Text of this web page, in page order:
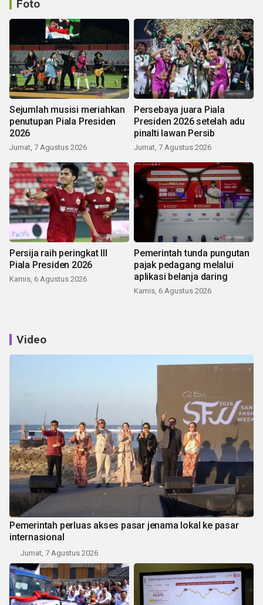
Foto
Sejumlah musisi meriahkan
penutupan Piala Presiden
2026
Jumat, 7 Agustus 2026
Persebaya juara Piala
Presiden 2026 setelah adu
pinalti lawan Persib
Jumat, 7 Agustus 2026
Persija raih peringkat III
Piala Presiden 2026
Kamis, 6 Agustus 2026
Pemerintah tunda pungutan
pajak pedagang melalui
aplikasi belanja daring
Kamis, 6 Agustus 2026
Video
Pemerintah perluas akses pasar jenama lokal ke pasar
internasional
Jumat, 7 Agustus 2026